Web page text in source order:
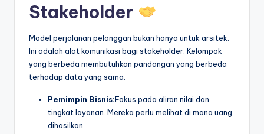
Stakeholder
Model perjalanan pelanggan bukan hanya untuk arsitek.
Ini adalah alat komunikasi bagi stakeholder. Kelompok
yang berbeda membutuhkan pandangan yang berbeda
terhadap data yang sama.
Pemimpin Bisnis:Fokus pada aliran nilai dan
tingkat layanan. Mereka perlu melihat di mana uang
dihasilkan.